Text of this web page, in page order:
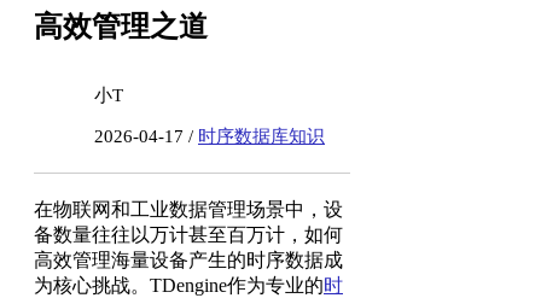
高效管理之道
小T
2026-04-17 / 时序数据库知识
在物联网和工业数据管理场景中，设
备数量往往以万计甚至百万计，如何
高效管理海量设备产生的时序数据成
为核心挑战。TDengine作为专业的时